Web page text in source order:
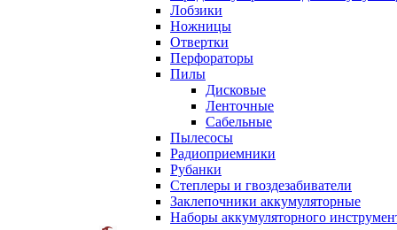
Лобзики
Ножницы
Отвертки
Перфораторы
Пилы
Дисковые
Ленточные
Сабельные
Пылесосы
Радиоприемники
Рубанки
Степлеры и гвоздезабиватели
Заклепочники аккумуляторные
Наборы аккумуляторного